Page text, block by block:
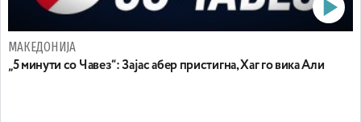
МАКЕДОНИЈА
„5 минути со Чавез“: Зајас абер пристигна, Хаг го вика Али